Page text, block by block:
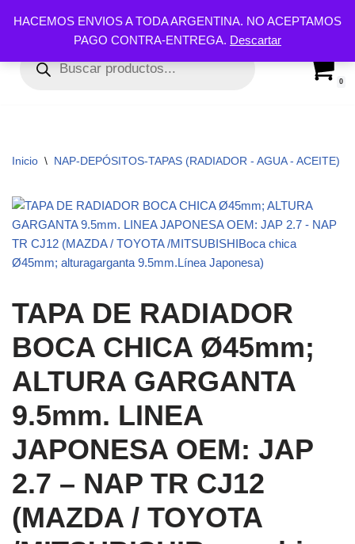
HACEMOS ENVIOS A TODA ARGENTINA. NO ACEPTAMOS
PAGO CONTRA-ENTREGA. Descartar
al
contenido
0
Inicio \ NAP-DEPÓSITOS-TAPAS (RADIADOR - AGUA - ACEITE)
TAPA DE RADIADOR
BOCA CHICA Ø45mm;
ALTURA GARGANTA
9.5mm. LINEA
JAPONESA OEM: JAP
2.7 – NAP TR CJ12
(MAZDA / TOYOTA